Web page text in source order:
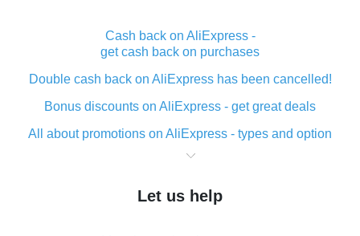
Cash back on AliExpress -
get cash back on purchases
Double cash back on AliExpress has been cancelled!
Bonus discounts on AliExpress - get great deals
All about promotions on AliExpress - types and option
What is cash back when making purchases on
The best place to download cash back for AliExpress
Let us help